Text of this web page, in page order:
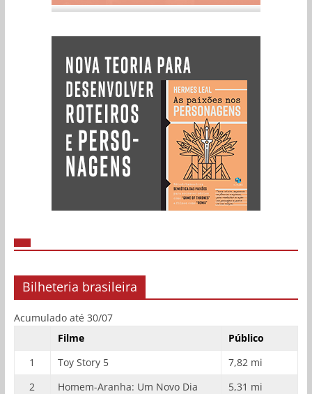
Bilheteria brasileira
Acumulado até 30/07
Filme
Público
1
Toy Story 5
7,82 mi
2
Homem-Aranha: Um Novo Dia
5,31 mi